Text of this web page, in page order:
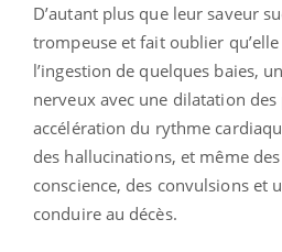
D’autant plus que leur saveur
trompeuse et fait oublier
l’ingestion de quelques baies,
nerveux avec une dilatation
accélération du rythme
des hallucinations, et même
conscience, des convulsions et
conduire au décès.